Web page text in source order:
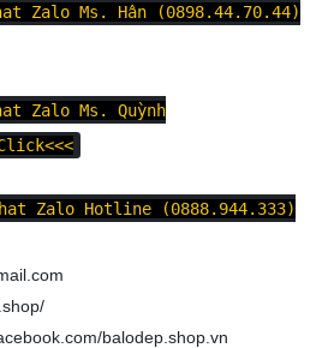
Zalo Ms. Hân (0898.44.70.44)
Zalo Ms. Quỳnh
Zalo Hotline (0888.944.333)
balodep.shop.vn